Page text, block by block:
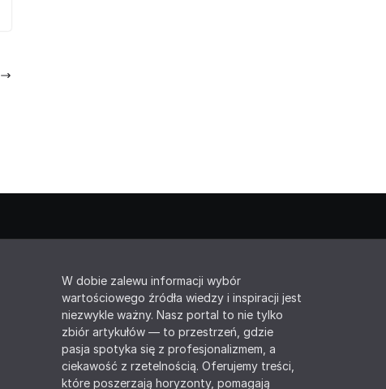
W dobie zalewu informacji wybór
wartościowego źródła wiedzy i inspiracji jest
niezwykle ważny. Nasz portal to nie tylko
zbiór artykułów — to przestrzeń, gdzie
pasja spotyka się z profesjonalizmem, a
ciekawość z rzetelnością. Oferujemy treści,
które poszerzają horyzonty, pomagają